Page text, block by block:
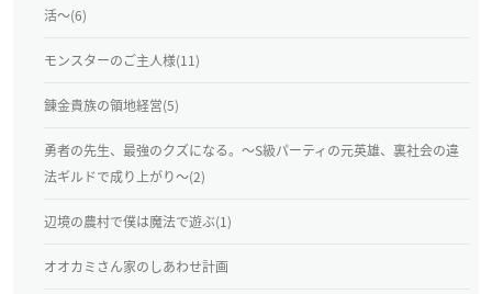
活～(6)
モンスターのご主人様(11)
錬金貴族の領地経営(5)
勇者の先生、最強のクズになる。～S級パーティの元英雄、裏社会の違
法ギルドで成り上がり～(2)
辺境の農村で僕は魔法で遊ぶ(1)
オオカミさん家のしあわせ計画